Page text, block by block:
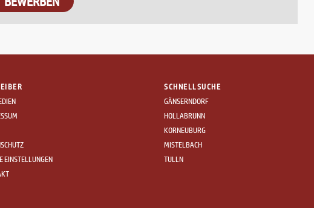
EINSTELLUNGEN
SCHNELLSUCHE
GÄNSERNDORF
HOLLABRUNN
KORNEUBURG
MISTELBACH
TULLN